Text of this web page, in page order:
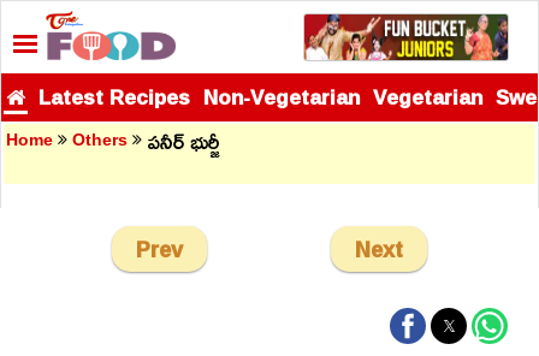
Latest Recipes Non-Vegetarian Vegetarian
Home Others పనీర్ భుర్జీ
Prev Next